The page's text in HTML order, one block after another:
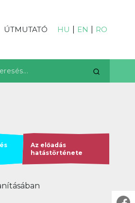
ÚTMUTATÓ HU EN RO
Az előadás
hatástörténete